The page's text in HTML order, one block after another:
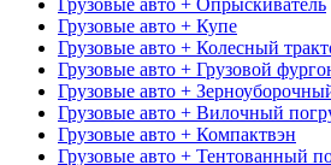
Грузовые авто + Купе
Грузовые авто + Колесный
Грузовые авто + Грузовой
Грузовые авто +
Грузовые авто + Вилочный
Грузовые авто + Компактвэн
Грузовые авто + Тентованный